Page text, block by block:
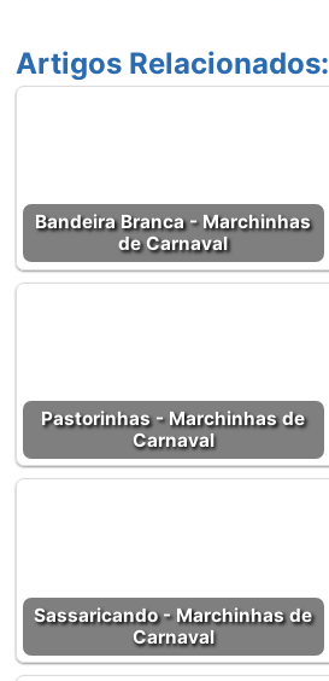
Artigos Relacionados:
Bandeira Branca - Marchinhas
de Carnaval
Pastorinhas - Marchinhas de
Carnaval
Sassaricando - Marchinhas de
Carnaval